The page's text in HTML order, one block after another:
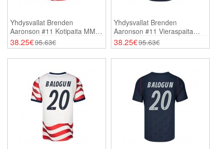
Yhdysvallat Brenden
Aaronson #11 Kotipaita MM-
Kisat 2026 Lyhythihainen
38.25€95.63€
Yhdysvallat Brenden
Aaronson #11 Vieraspaita
MM-Kisat 2026 Lyhythihainen
38.25€95.63€